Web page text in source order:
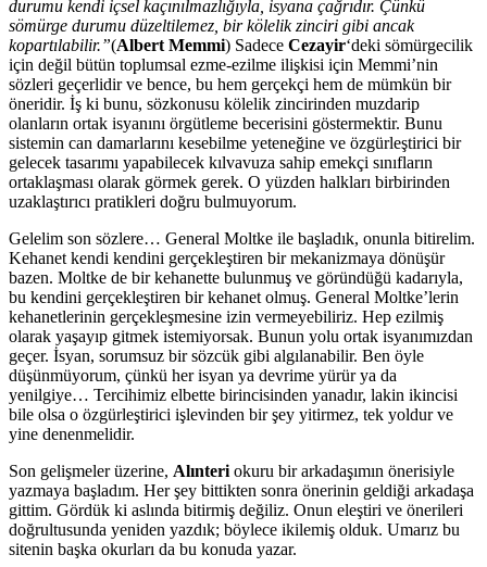
durumu kendi içsel kaçınılmazlığıyla, isyana çağrıdır. Çünkü
sömürge durumu düzeltilemez, bir kölelik zinciri gibi ancak
kopartılabilir.”(Albert Memmi) Sadece Cezayir‘deki sömürgecilik
için değil bütün toplumsal ezme-ezilme ilişkisi için Memmi’nin
sözleri geçerlidir ve bence, bu hem gerçekçi hem de mümkün bir
öneridir. İş ki bunu, sözkonusu kölelik zincirinden muzdarip
olanların ortak isyanını örgütleme becerisini göstermektir. Bunu
sistemin can damarlarını kesebilme yeteneğine ve özgürleştirici bir
gelecek tasarımı yapabilecek kılvavuza sahip emekçi sınıfların
ortaklaşması olarak görmek gerek. O yüzden halkları birbirinden
uzaklaştırıcı pratikleri doğru bulmuyorum.
Gelelim son sözlere… General Moltke ile başladık, onunla bitirelim.
Kehanet kendi kendini gerçekleştiren bir mekanizmaya dönüşür
bazen. Moltke de bir kehanette bulunmuş ve göründüğü kadarıyla,
bu kendini gerçekleştiren bir kehanet olmuş. General Moltke’lerin
kehanetlerinin gerçekleşmesine izin vermeyebiliriz. Hep ezilmiş
olarak yaşayıp gitmek istemiyorsak. Bunun yolu ortak isyanımızdan
geçer. İsyan, sorumsuz bir sözcük gibi algılanabilir. Ben öyle
düşünmüyorum, çünkü her isyan ya devrime yürür ya da
yenilgiye… Tercihimiz elbette birincisinden yanadır, lakin ikincisi
bile olsa o özgürleştirici işlevinden bir şey yitirmez, tek yoldur ve
yine denenmelidir.
Son gelişmeler üzerine, Alınteri okuru bir arkadaşımın önerisiyle
yazmaya başladım. Her şey bittikten sonra önerinin geldiği arkadaşa
gittim. Gördük ki aslında bitirmiş değiliz. Onun eleştiri ve önerileri
doğrultusunda yeniden yazdık; böylece ikilemiş olduk. Umarız bu
sitenin başka okurları da bu konuda yazar.